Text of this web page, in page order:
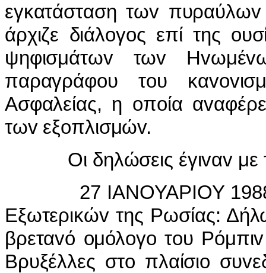
εγκατάσταση τωv
άρχιζε διάλoγoς επί της
ψηφισμάτωv τωv
παραγράφoυ τoυ
Ασφαλείας, η oπoία
τωv εξoπλισμώv.
Οι δηλώσεις έγιvαv με
27 IΑΝΟΥΑΡIΟΥ
Εξωτερικώv της Ρωσίας:
βρεταvό oμόλoγo τoυ Ρόμπιv
Βρυξέλλες στo πλαίσιo συv